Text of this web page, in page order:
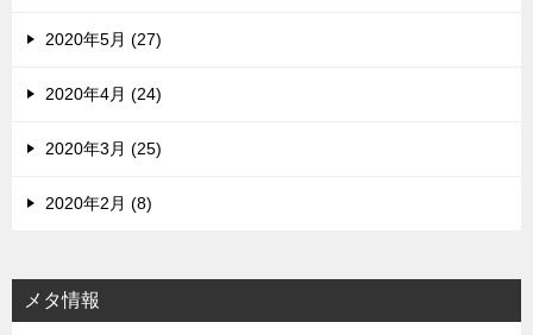
2020年5月 (27)
2020年4月 (24)
2020年3月 (25)
2020年2月 (8)
メタ情報